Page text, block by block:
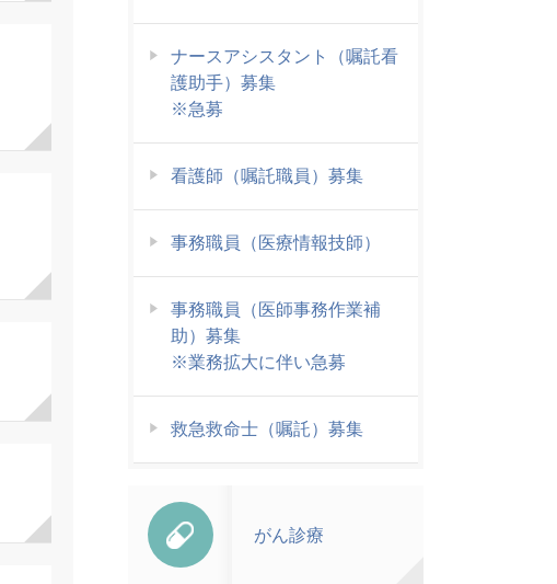
ナースアシスタント（嘱託看
護助手）募集
※急募
看護師（嘱託職員）募集
事務職員（医療情報技師）
事務職員（医師事務作業補
助）募集
※業務拡大に伴い急募
救急救命士（嘱託）募集
がん診療